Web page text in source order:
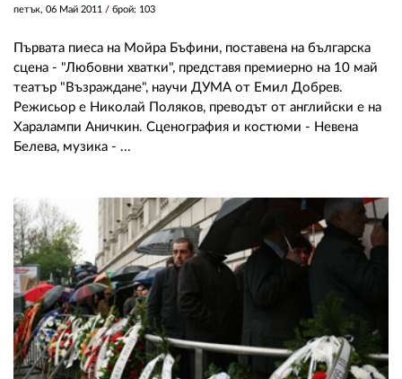
петък, 06 Май 2011 / брой: 103
Първата пиеса на Мойра Бъфини, поставена на българска
сцена - "Любовни хватки", представя премиерно на 10 май
театър "Възраждане", научи ДУМА от Емил Добрев.
Режисьор е Николай Поляков, преводът от английски е на
Харалампи Аничкин. Сценография и костюми - Невена
Белева, музика - ...